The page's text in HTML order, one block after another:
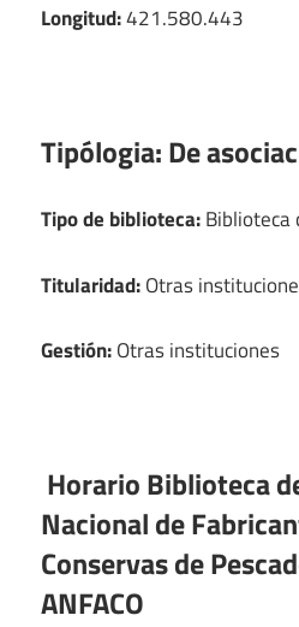
Longitud:421.580.443
Tipólogia:De
Tipo de biblioteca:
Titularidad:Otras
Gestión:Otras instituciones
Horario Biblioteca
Nacional de
Conservas de
ANFACO